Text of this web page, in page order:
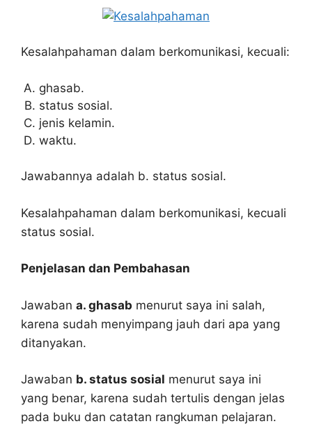
Kesalahpahaman dalam berkomunikasi, kecuali:
ghasab.
status sosial.
jenis kelamin.
waktu.
Jawabannya adalah b. status sosial.
Kesalahpahaman dalam berkomunikasi, kecuali
status sosial.
Penjelasan dan Pembahasan
Jawaban a. ghasab menurut saya ini salah,
karena sudah menyimpang jauh dari apa yang
ditanyakan.
Jawaban b. status sosial menurut saya ini
yang benar, karena sudah tertulis dengan jelas
pada buku dan catatan rangkuman pelajaran.